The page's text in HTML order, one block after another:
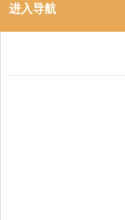
进入导航